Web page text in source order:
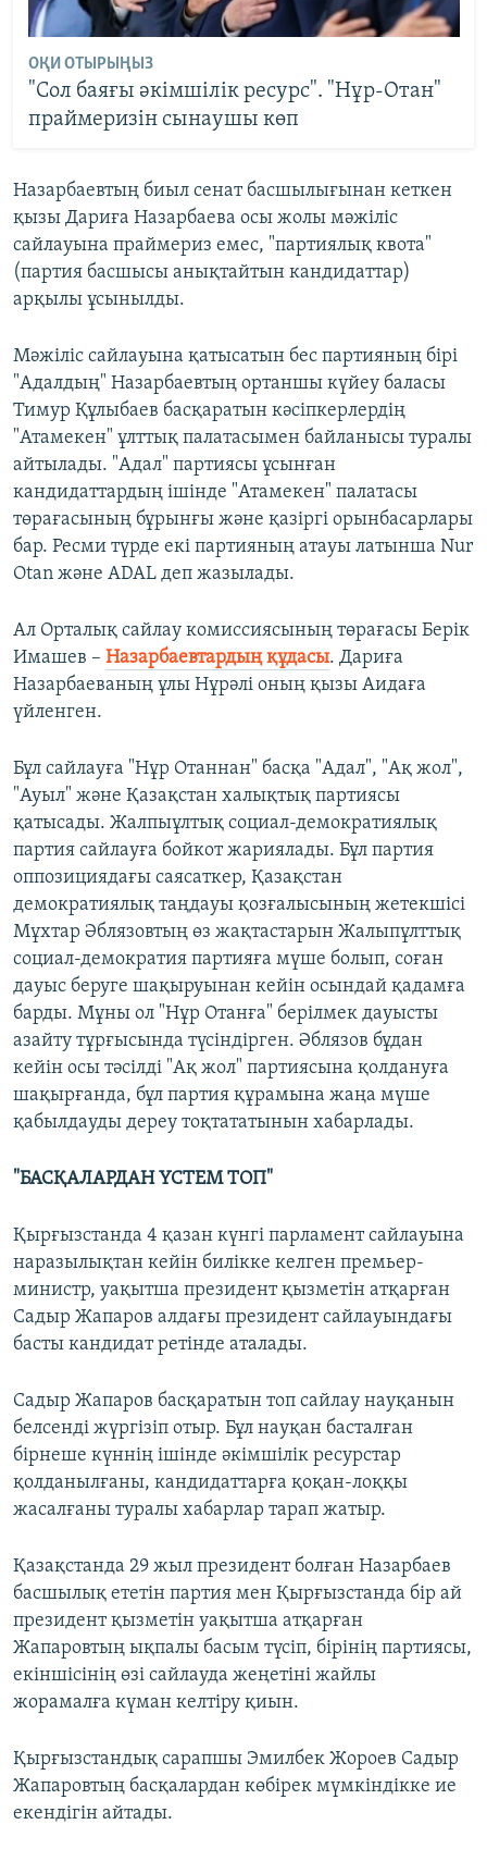
ОҚИ ОТЫРЫҢЫЗ
"Сол баяғы әкімшілік ресурс". "Нұр-Отан"
праймеризін сынаушы көп
Назарбаевтың биыл сенат басшылығынан кеткен
қызы Дариға Назарбаева осы жолы мәжіліс
сайлауына праймериз емес, "партиялық квота"
(партия басшысы анықтайтын кандидаттар)
арқылы ұсынылды.
Мәжіліс сайлауына қатысатын бес партияның бірі
"Адалдың" Назарбаевтың ортаншы күйеу баласы
Тимур Құлыбаев басқаратын кәсіпкерлердің
"Атамекен" ұлттық палатасымен байланысы туралы
айтылады. "Адал" партиясы ұсынған
кандидаттардың ішінде "Атамекен" палатасы
төрағасының бұрынғы және қазіргі орынбасарлары
бар. Ресми түрде екі партияның атауы латынша Nur
Otan және ADAL деп жазылады.
Ал Орталық сайлау комиссиясының төрағасы Берік
Имашев – Назарбаевтардың құдасы. Дариға
Назарбаеваның ұлы Нұрәлі оның қызы Аидаға
үйленген.
Бұл сайлауға "Нұр Отаннан" басқа "Адал", "Ақ жол",
"Ауыл" және Қазақстан халықтық партиясы
қатысады. Жалпыұлтық социал-демократиялық
партия сайлауға бойкот жариялады. Бұл партия
оппозициядағы саясаткер, Қазақстан
демократиялық таңдауы қозғалысының жетекшісі
Мұхтар Әблязовтың өз жақтастарын Жалыпұлттық
социал-демократия партияға мүше болып, соған
дауыс беруге шақыруынан кейін осындай қадамға
барды. Мұны ол "Нұр Отанға" берілмек дауысты
азайту тұрғысында түсіндірген. Әблязов бұдан
кейін осы тәсілді "Ақ жол" партиясына қолдануға
шақырғанда, бұл партия құрамына жаңа мүше
қабылдауды дереу тоқтататынын хабарлады.
"БАСҚАЛАРДАН ҮСТЕМ ТОП"
Қырғызстанда 4 қазан күнгі парламент сайлауына
наразылықтан кейін билікке келген премьер-
министр, уақытша президент қызметін атқарған
Садыр Жапаров алдағы президент сайлауындағы
басты кандидат ретінде аталады.
Садыр Жапаров басқаратын топ сайлау науқанын
белсенді жүргізіп отыр. Бұл науқан басталған
бірнеше күннің ішінде әкімшілік ресурстар
қолданылғаны, кандидаттарға қоқан-лоққы
жасалғаны туралы хабарлар тарап жатыр.
Қазақстанда 29 жыл президент болған Назарбаев
басшылық ететін партия мен Қырғызстанда бір ай
президент қызметін уақытша атқарған
Жапаровтың ықпалы басым түсіп, бірінің партиясы,
екіншісінің өзі сайлауда жеңетіні жайлы
жорамалға күман келтіру қиын.
Қырғызстандық сарапшы Эмилбек Жороев Садыр
Жапаровтың басқалардан көбірек мүмкіндікке ие
екендігін айтады.